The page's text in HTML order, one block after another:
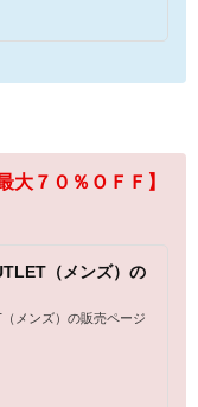
大７０％ＯＦＦ】
（メンズ）の
メンズ）の販売ページ